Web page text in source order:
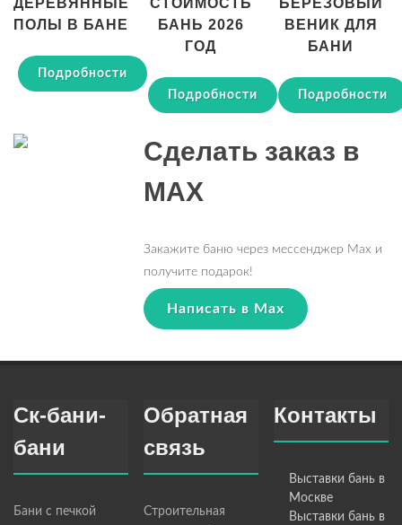
ДЕРЕВЯННЫЕ
ПОЛЫ В БАНЕ
Подробности
СТОИМОСТЬ
БАНЬ 2026
ГОД
Подробности
БЕРЕЗОВЫЙ
ВЕНИК ДЛЯ
БАНИ
Подробности
Сделать заказ в
MAX
Закажите баню через мессенджер Max и
получите подарок!
Написать в Max
Ск-бани-
бани
Бани с печкой
Обратная
связь
Строительная
Контакты
Выставки бань в
Москве
Выставки бань в